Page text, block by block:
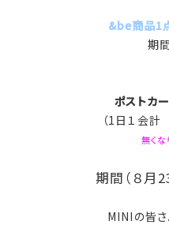
&be商品1
期
ポストカ
（1日１会計
無く
期間（８月
MINIの皆さ